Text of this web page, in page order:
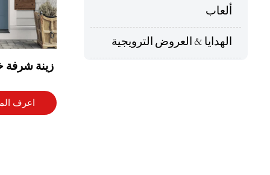
ألعاب
الهدايا & العروض الترويجية
زينة شرفة
قائمةاعرف